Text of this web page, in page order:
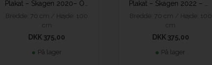
Bredde: 70 cm / Højde: 100
cm
DKK 375,00
På lager
Bredde: 70 cm / Højde: 100
cm
DKK 375,00
På lager